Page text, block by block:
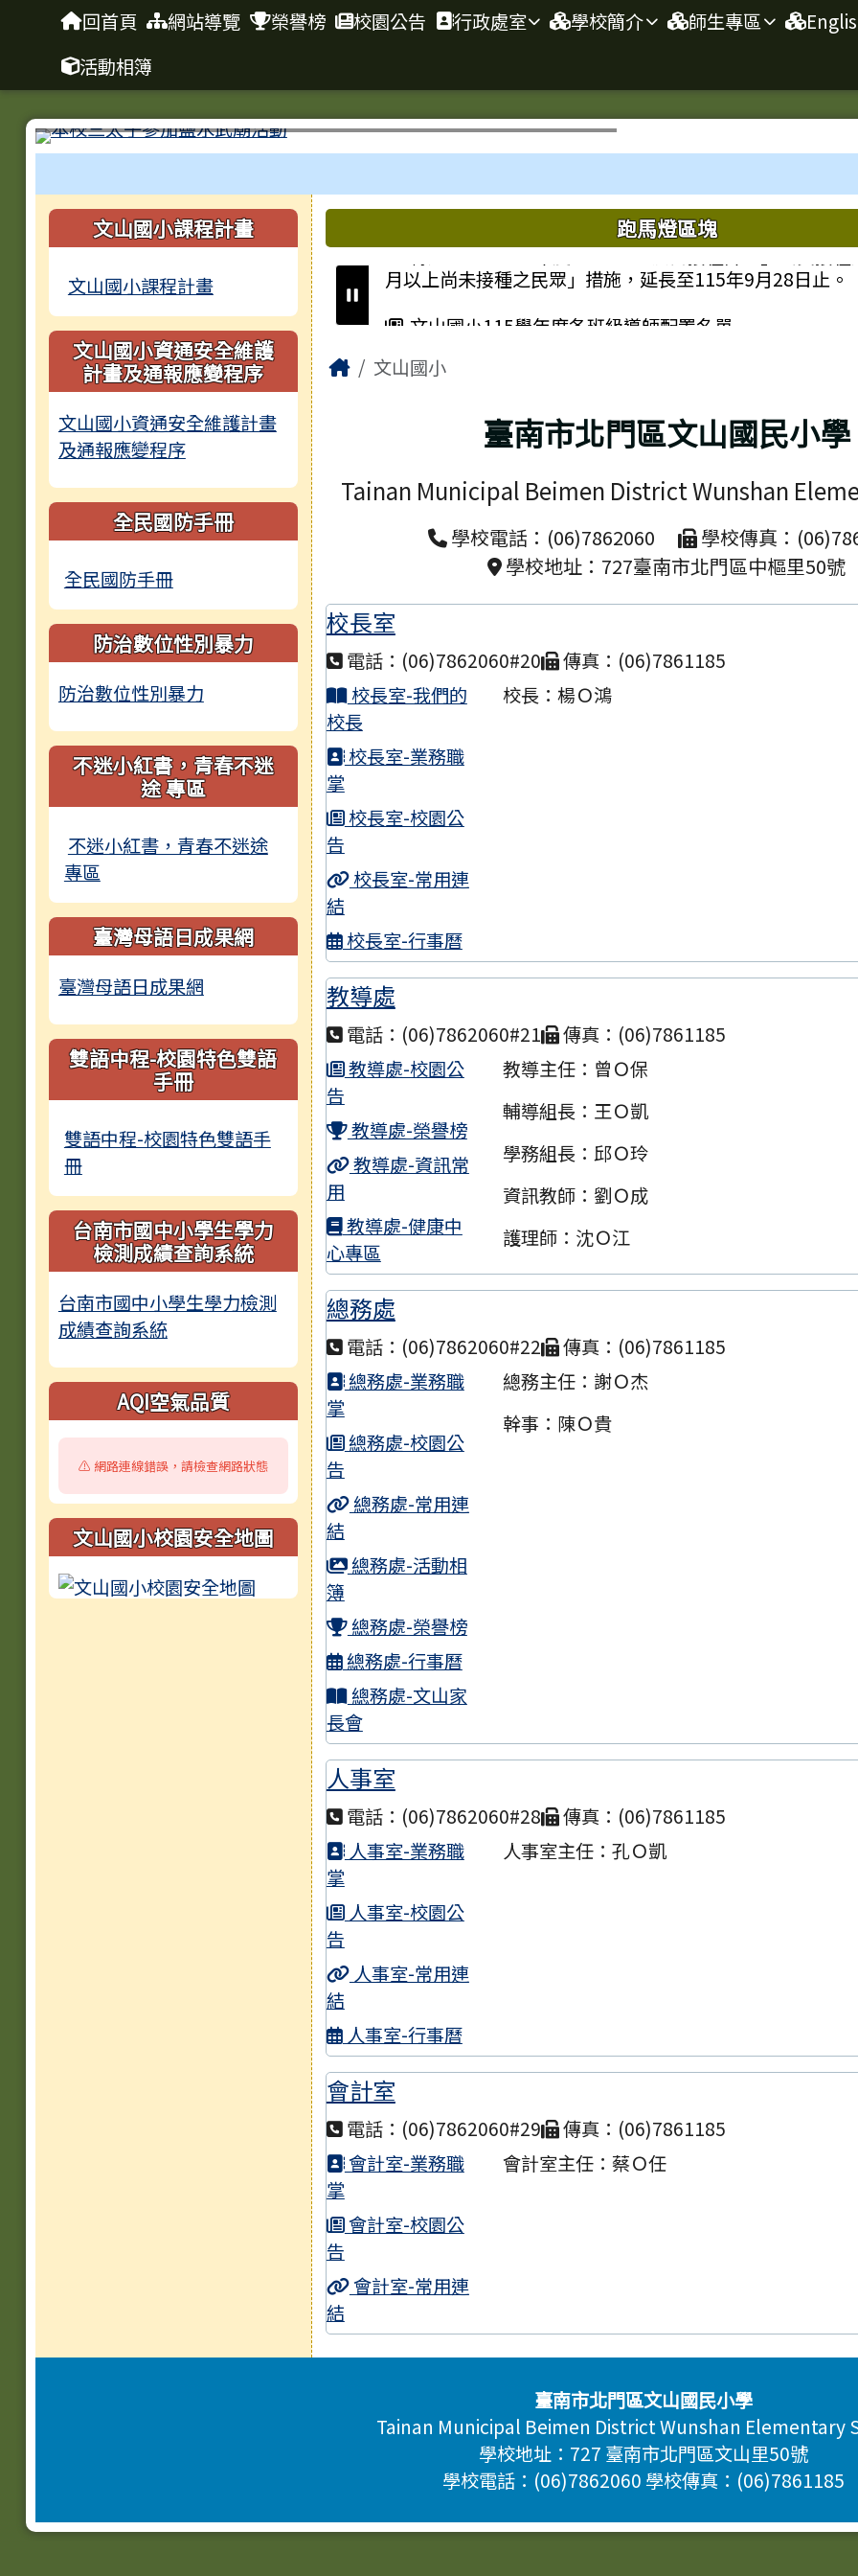
跳至主內容區
台南市文山國小
導覽列回首頁 網站導覽 榮譽榜 校園公告 行政處室 學校簡介 師生專區
活動相簿
左邊區域內容
文山國小課程計畫
文山國小課程計畫
文山國小資通安全維護
計畫及通報應變程序
文山國小資通安全維護計畫
及通報應變程序
全民國防手冊
全民國防手冊
防治數位性別暴力
防治數位性別暴力
不迷小紅書，青春不迷
途 專區
不迷小紅書，青春不迷途
專區
臺灣母語日成果網
臺灣母語日成果網
雙語中程-校園特色雙語
手冊
雙語中程-校園特色雙語手
冊
台南市國中小學生學力
檢測成績查詢系統
台南市國中小學生學力檢測
成績查詢系統
AQI空氣品質
⚠️ 網路連線錯誤，請檢查網路狀態
文山國小校園安全地圖
上中區域內容 跑馬燈區塊
轉知「114-115年度COVID-19疫苗接種計畫」公費接
月以上尚未接種之民眾」措施，延長至115年9月28日止。
文山國小115學年度各班級導師配置名單
教育部國民及學前教育署「國民中小學課程及教學資源
臺南市北門區文山國民小學115學年度長期代理教師甄
臺南市北門區文山國民小學115學年度長期代理教師甄
第3次招考公告
本市布可星球網站例行性維護停機公告
招考結果暨第二次招考公告
宣導落實花生、堅果及其相關製品之衛生安全管理，以
染發生
114年度決算書-文山國小
臺南市北門區文山國民小學 115 學年度普通班長期代理
公告分次招考)
轉知「114-115年度COVID-19疫苗接種計畫」公費接種
文山國小115學年度各班級導師配置名單
CIRN）網站遷站並啟用新網址
臺南市北門區文山國民小學115學年度長期代理教師甄選
告
臺南市北門區文山國民小學115學年度長期代理教師甄選
第3次招考公告
本市布可星球網站例行性維護停機公告
臺南市北門區文山國民小學115學年度一般科、美術科
招考結果暨第二次招考公告
染發生
114年度決算書-文山國小
臺南市北門區文山國民小學 115 學年度普通班長期代理
公告分次招考)
轉知「114-115年度COVID-19疫苗接種計畫」公費接種
文山國小115學年度各班級導師配置名單
教育部國民及學前教育署「國民中小學課程及教學資源
CIRN）網站遷站並啟用新網址
臺南市北門區文山國民小學115學年度長期代理教師甄選
臺南市北門區文山國民小學115學年度長期代理教師甄
第3次招考公告
本市布可星球網站例行性維護停機公告
招考結果暨第二次招考公告
染發生
114年度決算書-文山國小
臺南市北門區文山國民小學 115 學年度普通班長期代
公告分次招考)
主內容區域
Home文山國小
臺南市北門區文山國民小學
Tainan Municipal Beimen District Wunshan
學校電話：(06)7862060
學校傳真：
學校地址：727臺南市北門區中樞里50號
校長室
電話：(06)7862060#20
傳真：(06)7861185
校長室-我們的
校長
校長室-業務職
掌
校長室-校園公
告
校長室-常用連
結
校長室-行事曆
校長：楊Ｏ鴻
教導處
電話：(06)7862060#21
傳真：(06)7861185
教導處-校園公
告
教導處-榮譽榜
教導處-資訊常
用
教導處-健康中
心專區
教導主任：曾Ｏ保
輔導組長：王Ｏ凱
學務組長：邱Ｏ玲
資訊教師：劉Ｏ成
護理師：沈Ｏ江
總務處
電話：(06)7862060#22
傳真：(06)7861185
總務處-業務職
掌
總務處-校園公
告
總務處-常用連
結
總務處-活動相
簿
總務處-榮譽榜
總務處-行事曆
總務處-文山家
長會
總務主任：謝Ｏ杰
幹事：陳Ｏ貴
人事室
電話：(06)7862060#28
傳真：(06)7861185
人事室-業務職
掌
人事室-校園公
告
人事室-常用連
結
人事室-行事曆
人事室主任：孔Ｏ凱
會計室
電話：(06)7862060#29
傳真：(06)7861185
會計室-業務職
掌
會計室-校園公
告
會計室-常用連
結
會計室主任：蔡Ｏ任
頁尾區域
臺南市北門區文山國民小學
Tainan Municipal Beimen District Wunshan Elementary
學校地址：727 臺南市北門區文山里50號
學校電話：(06)7862060 學校傳真：(06)7861185